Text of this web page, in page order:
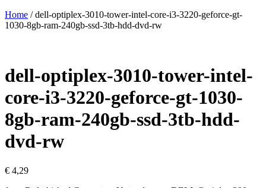
Home / dell-optiplex-3010-tower-intel-core-i3-3220-geforce-gt-
1030-8gb-ram-240gb-ssd-3tb-hdd-dvd-rw
dell-optiplex-3010-tower-intel-
core-i3-3220-geforce-gt-1030-
8gb-ram-240gb-ssd-3tb-hdd-
dvd-rw
€ 4,29